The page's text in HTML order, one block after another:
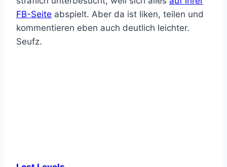
Lost Levels
Lost Levels ist ein Gemeinschaftsprojekt